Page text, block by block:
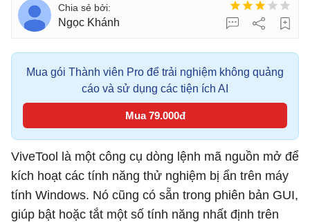
Ngọc Khánh
Mua gói Thành viên Pro để trải nghiệm không quảng
cáo và sử dụng các tiện ích AI
Mua 79.000đ
ViveTool là một công cụ dòng lệnh mã nguồn mở để
kích hoạt các tính năng thử nghiệm bị ẩn trên máy
tính Windows. Nó cũng có sẵn trong phiên bản GUI,
giúp bật hoặc tắt một số tính năng nhất định trên